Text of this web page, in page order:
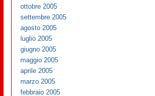
ottobre 2005
settembre 2005
agosto 2005
luglio 2005
giugno 2005
maggio 2005
aprile 2005
marzo 2005
febbraio 2005